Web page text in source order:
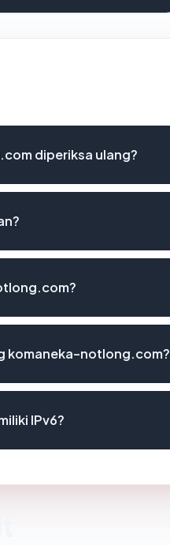
diperiksa ulang?
komaneka-notlong.com?
IPv6?